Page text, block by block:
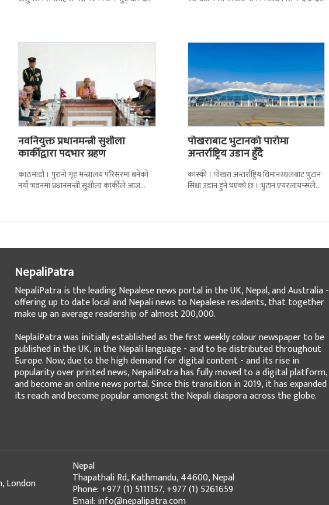
नवनियुक्त प्रधानमन्त्री सुशीला
कार्कीद्वारा पदभार ग्रहण
काठमाडौं । पुरानो गृह मन्त्रालय परिसरमा बनेको
नयाँ भवनमा प्रधानमन्त्री सुशीला कार्कीले आज
पोखराबाट भुटानको पारोमा
अन्तर्राष्ट्रिय उडान हुँदै
कास्की । पोखरा अन्तर्राष्ट्रिय विमानस्थलबाट भुटान
सिधा उडान हुने भएको छ । भुटान एयरलायन्सले
NepaliPatra
NepaliPatra is the leading Nepalese news portal in the UK, Nepal, and Australia -
offering up to date local and Nepali news to Nepalese residents, that together
make up an average readership of almost 200,000.
NeplaiPatra was initially established as the first weekly colour newspaper to be
published in the UK, in the Nepali language - and to be distributed throughout
Europe. Now, due to the high demand for digital content - and its rise in
popularity over printed news, NepaliPatra has fully moved to a digital platform,
and become an online news portal. Since this transition in 2019, it has expanded
its reach and become popular amongst the Nepali diaspora across the globe.
London
Nepal
Thapathali Rd, Kathmandu, 44600, Nepal
Phone: +977 (1) 5111157, +977 (1) 5261659
Email: info@nepalipatra.com